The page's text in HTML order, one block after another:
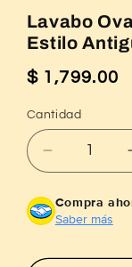
Lavabo
Estilo
Precio
habitual
$ 1,799.00
Cantidad
Reducir
cantidad
para
Lavabo
Artesanal
Compra
Saber más